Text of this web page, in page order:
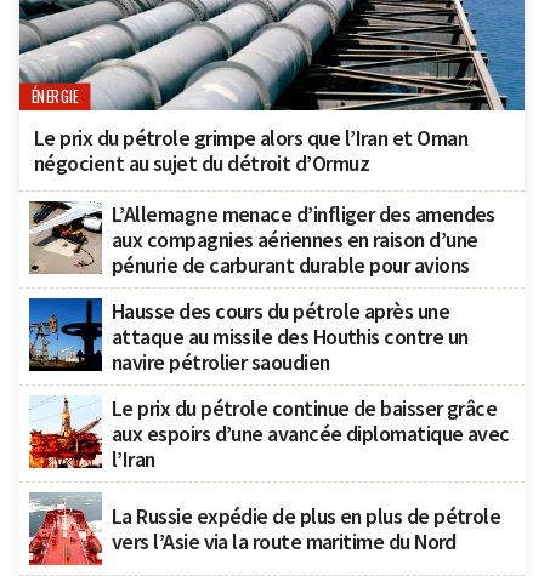
ÉNERGIE
Le prix du pétrole grimpe alors que l’Iran et Oman
négocient au sujet du détroit d’Ormuz
L’Allemagne menace d’infliger des amendes
aux compagnies aériennes en raison d’une
pénurie de carburant durable pour avions
Hausse des cours du pétrole après une
attaque au missile des Houthis contre un
navire pétrolier saoudien
Le prix du pétrole continue de baisser grâce
aux espoirs d’une avancée diplomatique avec
l’Iran
La Russie expédie de plus en plus de pétrole
vers l’Asie via la route maritime du Nord